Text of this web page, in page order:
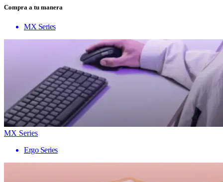
Compra a tu manera
MX Series
MX Series
Ergo Series